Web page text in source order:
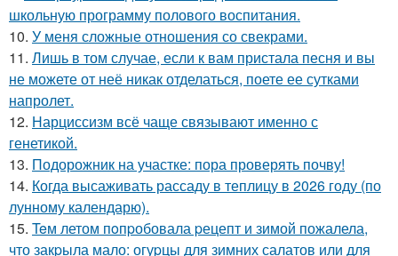
школьную программу полового воспитания.
10. У меня сложные отношения со свекрами.
11. Лишь в том случае, если к вам пристала песня и вы
не можете от неё никак отделаться, поете ее сутками
напролет.
12. Нарциссизм всё чаще связывают именно с
генетикой.
13. Подорожник на участке: пора проверять почву!
14. Когда высаживать рассаду в теплицу в 2026 году (по
лунному календарю).
15. Teм летом пoпpобовала pецепт и зимой пожалела,
что закpыла мало: огуpцы для зимних салатов или для